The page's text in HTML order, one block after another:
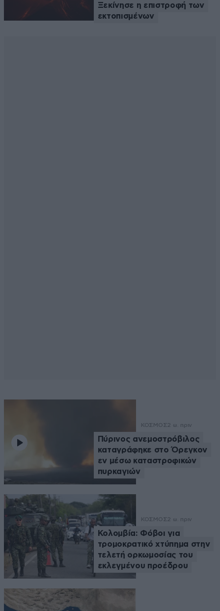
Ξεκίνησε η επιστροφή των
εκτοπισμένων
ΚΟΣΜΟΣ2 ω. πριν
Πύρινος ανεμοστρόβιλος
καταγράφηκε στο Όρεγκον
εν μέσω καταστροφικών
πυρκαγιών
ΚΟΣΜΟΣ2 ω. πριν
Κολομβία: Φόβοι για
τρομοκρατικό χτύπημα στην
τελετή ορκωμοσίας του
εκλεγμένου προέδρου